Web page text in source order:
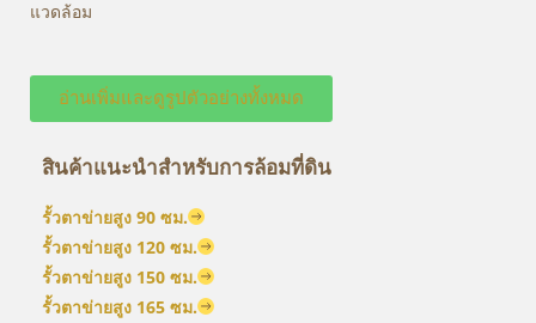
แวดล้อม
อ่านเพิ่มและดูรูปตัวอย่างทั้งหมด
สินค้าแนะนำสำหรับการล้อมที่ดิน
รั้วตาข่ายสูง 90 ซม.
รั้วตาข่ายสูง 120 ซม.
รั้วตาข่ายสูง 150 ซม.
รั้วตาข่ายสูง 165 ซม.